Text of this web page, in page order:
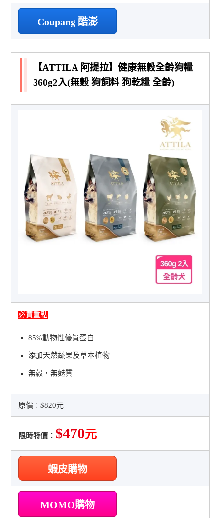
Coupang 酷澎
【ATTILA 阿提拉】健康無穀全齡狗糧
360g2入(無穀 狗飼料 狗乾糧 全齡)
必買重點
85%動物性優質蛋白
添加天然蔬果及草本植物
無穀，無麩質
原價：$820元
限時特價： $470元
蝦皮購物
MOMO購物